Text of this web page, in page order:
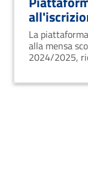
La
alla mensa
2024/2025,